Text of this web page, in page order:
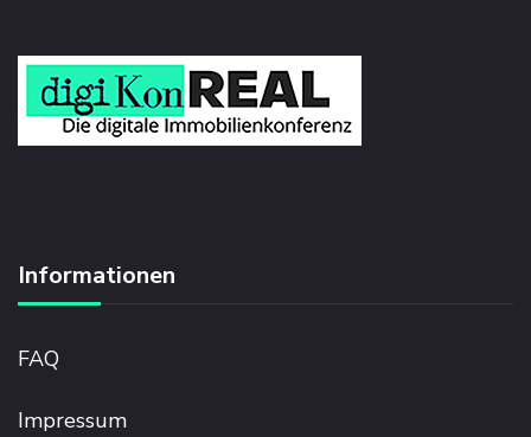
Informationen
FAQ
Impressum